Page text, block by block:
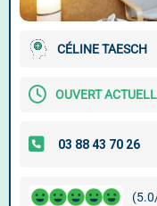
CÉLINE TAESCH
OUVERT